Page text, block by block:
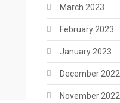
March 2023
February 2023
January 2023
December 2022
November 2022